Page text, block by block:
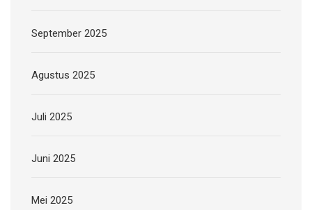
September 2025
Agustus 2025
Juli 2025
Juni 2025
Mei 2025